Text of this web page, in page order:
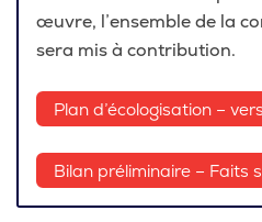
œuvre, l’ensemble de la
sera mis à contribution.
Plan d’écologisation –
Bilan préliminaire – Faits